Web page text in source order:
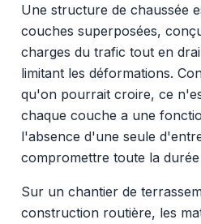
Une structure de chaussée
couches superposées,
charges du trafic tout en
limitant les déformations.
qu'on pourrait croire, ce
chaque couche a une
l'absence d'une seule
compromettre toute la
Sur un chantier de
construction routière, les